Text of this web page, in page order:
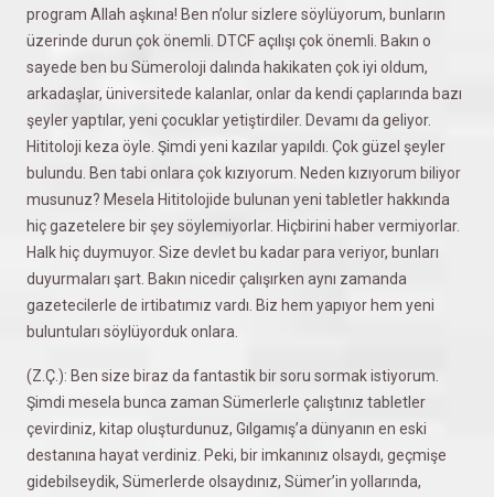
program Allah aşkına! Ben n’olur sizlere söylüyorum, bunların
üzerinde durun çok önemli. DTCF açılışı çok önemli. Bakın o
sayede ben bu Sümeroloji dalında hakikaten çok iyi oldum,
arkadaşlar, üniversitede kalanlar, onlar da kendi çaplarında bazı
şeyler yaptılar, yeni çocuklar yetiştirdiler. Devamı da geliyor.
Hititoloji keza öyle. Şimdi yeni kazılar yapıldı. Çok güzel şeyler
bulundu. Ben tabi onlara çok kızıyorum. Neden kızıyorum biliyor
musunuz? Mesela Hititolojide bulunan yeni tabletler hakkında
hiç gazetelere bir şey söylemiyorlar. Hiçbirini haber vermiyorlar.
Halk hiç duymuyor. Size devlet bu kadar para veriyor, bunları
duyurmaları şart. Bakın nicedir çalışırken aynı zamanda
gazetecilerle de irtibatımız vardı. Biz hem yapıyor hem yeni
buluntuları söylüyorduk onlara.
(Z.Ç.): Ben size biraz da fantastik bir soru sormak istiyorum.
Şimdi mesela bunca zaman Sümerlerle çalıştınız tabletler
çevirdiniz, kitap oluşturdunuz, Gılgamış’a dünyanın en eski
destanına hayat verdiniz. Peki, bir imkanınız olsaydı, geçmişe
gidebilseydik, Sümerlerde olsaydınız, Sümer’in yollarında,